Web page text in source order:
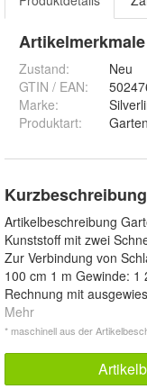
Artikelmerkmale
Zustand:
Neu
GTIN / EAN:
Marke:
Produktart:
Kurzbeschreibung
Artikelbeschreibung
Kunststoff mit zwei
Zur Verbindung von
100 cm 1 m Gewinde:
Rechnung mit
Mehr
* maschinell aus der